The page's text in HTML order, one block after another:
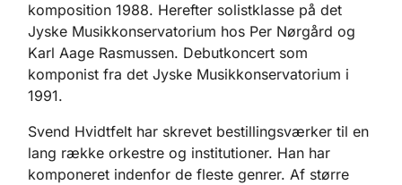
komposition 1988. Herefter solistklasse på det
Jyske Musikkonservatorium hos Per Nørgård og
Karl Aage Rasmussen. Debutkoncert som
komponist fra det Jyske Musikkonservatorium i
1991.
Svend Hvidtfelt har skrevet bestillingsværker til en
lang række orkestre og institutioner. Han har
komponeret indenfor de fleste genrer. Af større